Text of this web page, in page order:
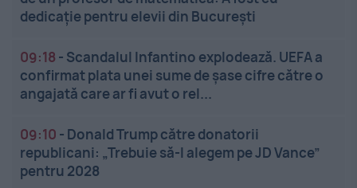
dedicație pentru elevii din București
09:18 - Scandalul Infantino explodează. UEFA a
confirmat plata unei sume de șase cifre către o
angajată care ar fi avut o rel...
09:10 - Donald Trump către donatorii
republicani: „Trebuie să-l alegem pe JD Vance”
pentru 2028